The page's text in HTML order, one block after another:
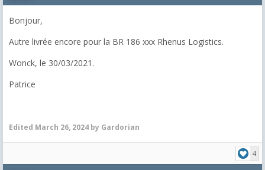
Bonjour,
Autre livrée encore pour la BR 186 xxx Rhenus Logistics.
Wonck, le 30/03/2021.
Patrice
Edited March 26, 2024 by Gardorian
4